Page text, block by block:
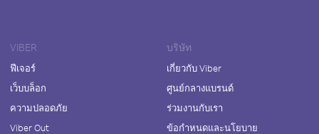
VIBER
ฟีเจอร์
เว็บบล็อก
ความปลอดภัย
Viber Out
บริษัท
เกี่ยวกับ Viber
ศูนย์กลางแบรนด์
ร่วมงานกับเรา
ข้อกำหนดและนโยบาย